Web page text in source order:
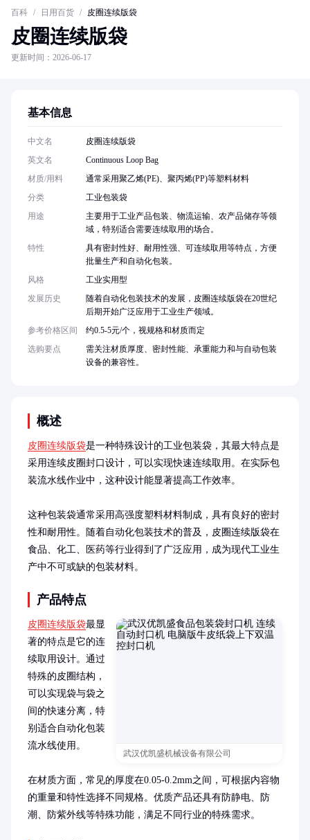
百科 / 日用百货 / 皮圈连续版袋
皮圈连续版袋
更新时间：2026-06-17
概述
皮圈连续版袋是一种特殊设计的工业包装袋，其最大特点是
采用连续皮圈封口设计，可以实现快速连续取用。在实际包
装流水线作业中，这种设计能显著提高工作效率。
这种包装袋通常采用高强度塑料材料制成，具有良好的密封
性和耐用性。随着自动化包装技术的普及，皮圈连续版袋在
食品、化工、医药等行业得到了广泛应用，成为现代工业生
产中不可或缺的包装材料。
产品特点
武汉优凯盛机械设备有限公司
皮圈连续版袋最显
著的特点是它的连
续取用设计。通过
特殊的皮圈结构，
可以实现袋与袋之
间的快速分离，特
别适合自动化包装
流水线使用。
在材质方面，常见的厚度在0.05-0.2mm之间，可根据内容物
的重量和特性选择不同规格。优质产品还具有防静电、防
潮、防紫外线等特殊功能，满足不同行业的特殊需求。
基本信息
中文名
皮圈连续版袋
英文名
Continuous Loop Bag
材质/用料
通常采用聚乙烯(PE)、聚丙烯(PP)等塑料材料
分类
工业包装袋
用途
主要用于工业产品包装、物流运输、农产品储存等领
域，特别适合需要连续取用的场合。
特性
具有密封性好、耐用性强、可连续取用等特点，方便
批量生产和自动化包装。
风格
工业实用型
发展历史
随着自动化包装技术的发展，皮圈连续版袋在20世纪
后期开始广泛应用于工业生产领域。
参考价格区间
约0.5-5元/个，视规格和材质而定
选购要点
需关注材质厚度、密封性能、承重能力和与自动包装
设备的兼容性。